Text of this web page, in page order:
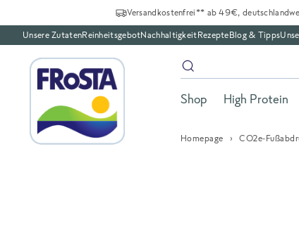
Versandkostenfrei** ab 49€,
Unsere ZutatenReinheitsgebotNachhaltigkeitRezepteBlog & Tipps
Shop High Protein
Homepage CO2e-